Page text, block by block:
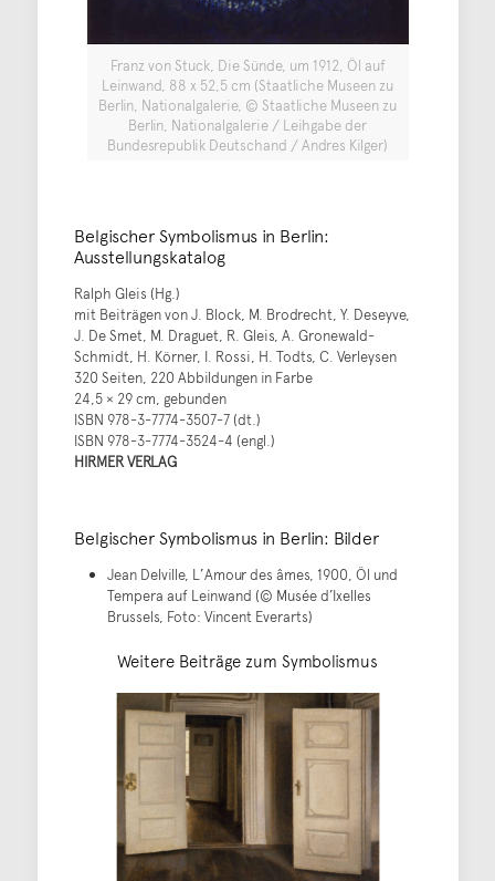
Franz von Stuck, Die Sünde, um 1912, Öl auf
Leinwand, 88 x 52,5 cm (Staatliche Museen zu
Berlin, Nationalgalerie, © Staatliche Museen zu
Berlin, Nationalgalerie / Leihgabe der
Bundesrepublik Deutschand / Andres Kilger)
Belgischer Symbolismus in Berlin:
Ausstellungskatalog
Ralph Gleis (Hg.)
mit Beiträgen von J. Block, M. Brodrecht, Y. Deseyve,
J. De Smet, M. Draguet, R. Gleis, A. Gronewald-
Schmidt, H. Körner, I. Rossi, H. Todts, C. Verleysen
320 Seiten, 220 Abbildungen in Farbe
24,5 × 29 cm, gebunden
ISBN 978-3-7774-3507-7 (dt.)
ISBN 978-3-7774-3524-4 (engl.)
HIRMER VERLAG
Belgischer Symbolismus in Berlin: Bilder
Jean Delville, L’Amour des âmes, 1900, Öl und
Tempera auf Leinwand (© Musée d’Ixelles
Brussels, Foto: Vincent Everarts)
Weitere Beiträge zum Symbolismus